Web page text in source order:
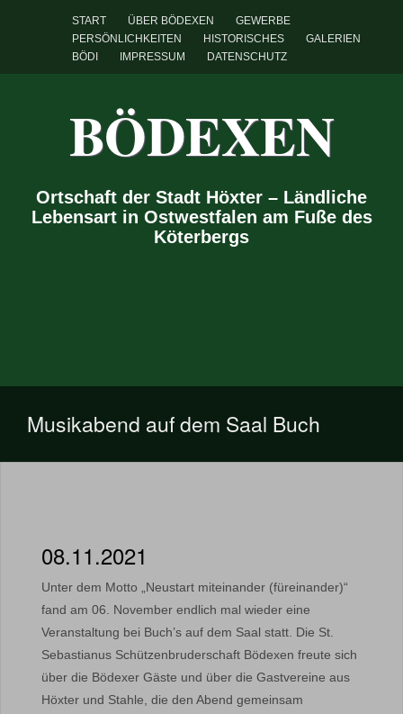
START ÜBER BÖDEXEN
GEWERBE
PERSÖNLICHKEITEN
HISTORISCHES
GALERIEN
BÖDI
IMPRESSUM DATENSCHUTZ
BÖDEXEN
Ortschaft der Stadt Höxter – Ländliche
Lebensart in Ostwestfalen am Fuße des
Köterbergs
Musikabend auf dem Saal Buch
08.11.2021
Unter dem Motto „Neustart miteinander (füreinander)“
fand am 06. November endlich mal wieder eine
Veranstaltung bei Buch’s auf dem Saal statt. Die St.
Sebastianus Schützenbruderschaft Bödexen freute sich
über die Bödexer Gäste und über die Gastvereine aus
Höxter und Stahle, die den Abend gemeinsam